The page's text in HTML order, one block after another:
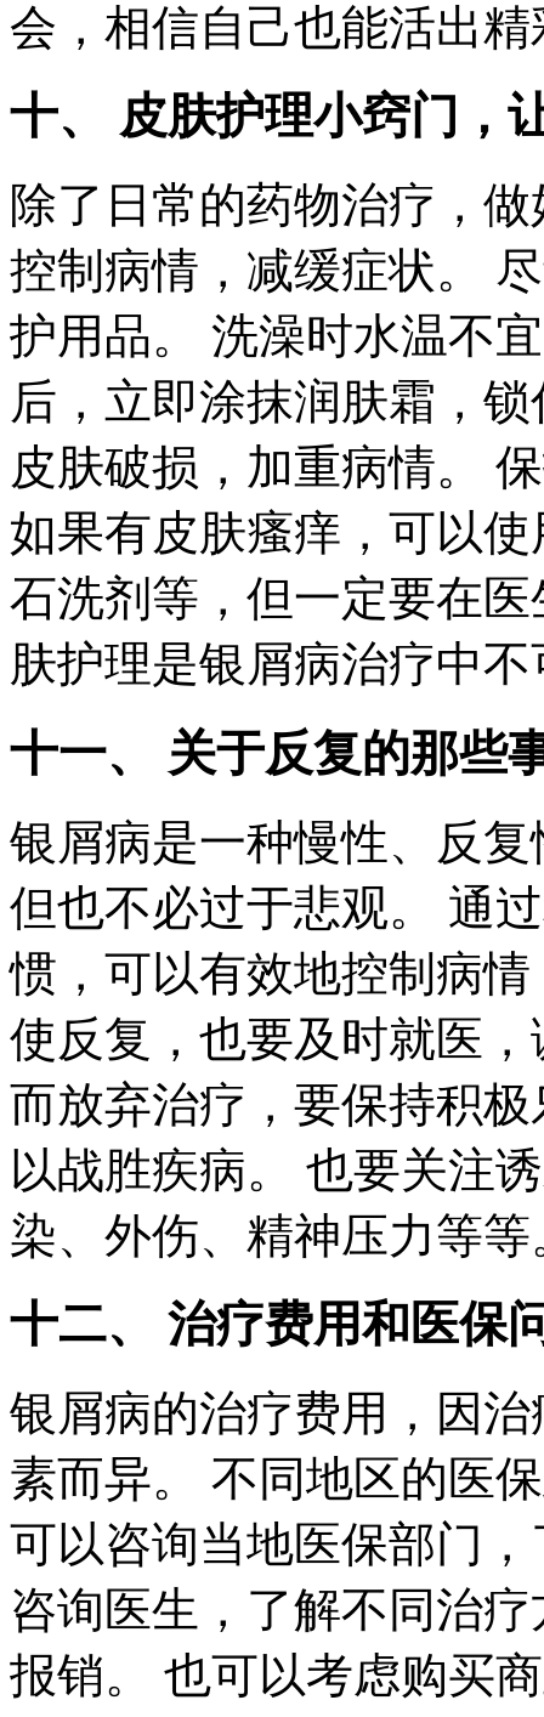
会，相信自己也能活出精
十、 皮肤护理小窍门，
除了日常的药物治疗，
控制病情，减缓症状。
护用品。 洗澡时水温不
后，立即涂抹润肤霜，
皮肤破损，加重病情。
如果有皮肤瘙痒，可以
石洗剂等，但一定要在
肤护理是银屑病治疗中
十一、 关于反复的那些
银屑病是一种慢性、反
但也不必过于悲观。 通
惯，可以有效地控制病
使反复，也要及时就医
而放弃治疗，要保持积
以战胜疾病。 也要关注
染、外伤、精神压力等等
十二、 治疗费用和医保
银屑病的治疗费用，因
素而异。 不同地区的医
可以咨询当地医保部门
咨询医生，了解不同治
报销。 也可以考虑购买